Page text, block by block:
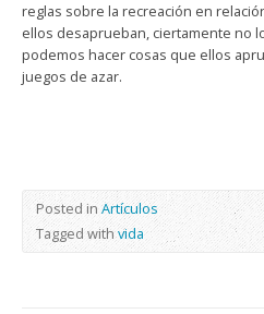
reglas sobre la recreación en
ellos desaprueban, ciertamente no
podemos hacer cosas que ellos
juegos de azar.
Posted in Artículos
Tagged withvida